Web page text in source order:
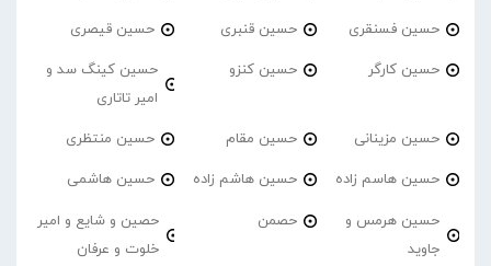
حسین فسنقری حسین قنبری حسین قیصری
حسین کارگر حسین کنزو
حسین کینگ سد و
امیر تاتاری
حسین مزینانی حسین مقام حسین منتظری
حسین هاسم زاده حسین هاشم زاده حسین هاشمی
حسین هرمس و
جاوید
حصمن
حصین و شایع و امیر
خلوت و عرفان